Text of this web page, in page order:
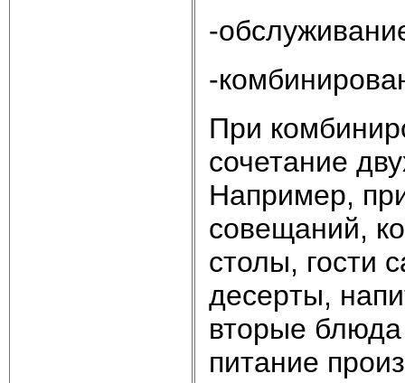
-
-
При
сочетание
Например,
совещаний,
столы, гости
дecеpты,
вторые
питание